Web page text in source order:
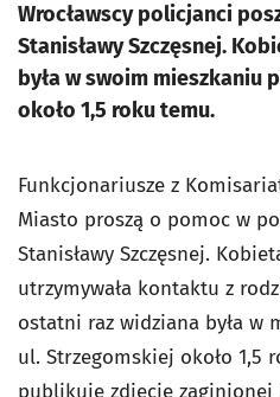
Wrocławscy policjanci
Stanisławy Szczęsnej.
była w swoim mieszkaniu
około 1,5 roku temu.
Funkcjonariusze z
Miasto proszą o pomoc w
Stanisławy Szczęsnej.
utrzymywała kontaktu z
ostatni raz widziana była w
ul. Strzegomskiej około 1,5
publikuje zdjęcie zaginionej